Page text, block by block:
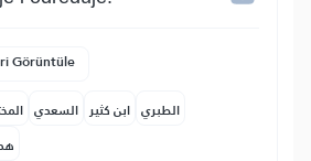
Görüntüle
السعدي ابن كثير الطبري